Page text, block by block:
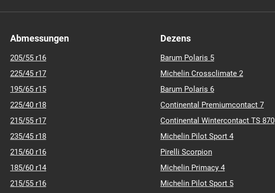
Abmessungen
205/55 r16
225/45 r17
195/65 r15
225/40 r18
215/55 r17
235/45 r18
215/60 r16
185/60 r14
215/55 r16
Dezens
Barum Polaris 5
Michelin Crossclimate 2
Barum Polaris 6
Continental Premiumcontact 7
Continental Wintercontact TS 870
Michelin Pilot Sport 4
Pirelli Scorpion
Michelin Primacy 4
Michelin Pilot Sport 5